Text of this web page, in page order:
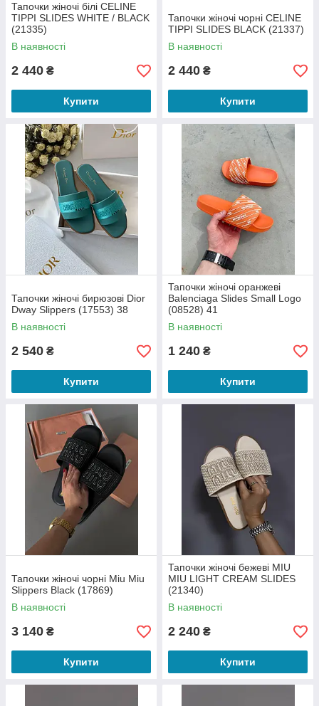
Тапочки жіночі білі CELINE
TIPPI SLIDES WHITE / BLACK
(21335)
В наявності
2 440 ₴
Купити
Тапочки жіночі чорні CELINE
TIPPI SLIDES BLACK (21337)
В наявності
2 440 ₴
Купити
Тапочки жіночі бирюзові Dior
Dway Slippers (17553) 38
В наявності
2 540 ₴
Купити
Тапочки жіночі оранжеві
Balenciaga Slides Small Logo
(08528) 41
В наявності
1 240 ₴
Купити
Тапочки жіночі чорні Miu Miu
Slippers Black (17869)
В наявності
3 140 ₴
Купити
Тапочки жіночі бежеві MIU
MIU LIGHT CREAM SLIDES
(21340)
В наявності
2 240 ₴
Купити